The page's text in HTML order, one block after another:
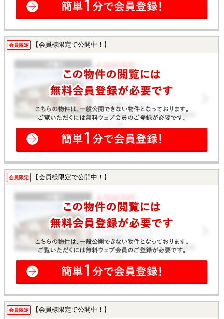
会員限定 【会員様限定で公開中！】
会員限定 【会員様限定で公開中！】
会員限定 【会員様限定で公開中！】